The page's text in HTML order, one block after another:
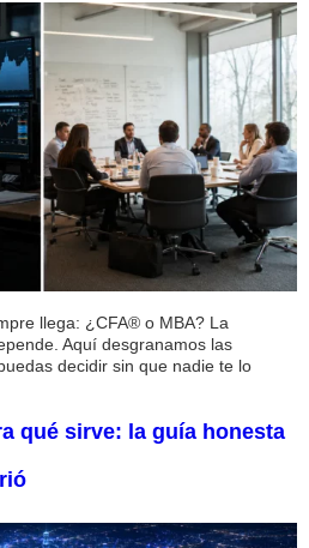
llega: ¿CFA® o MBA? La
Aquí desgranamos las
decidir sin que nadie te lo
qué sirve: la guía honesta